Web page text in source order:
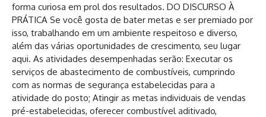
forma curiosa em prol dos resultados. DO DISCURSO À
PRÁTICA Se você gosta de bater metas e ser premiado por
isso, trabalhando em um ambiente respeitoso e diverso,
além das várias oportunidades de crescimento, seu lugar
aqui. As atividades desempenhadas serão: Executar os
serviços de abastecimento de combustíveis, cumprindo
com as normas de segurança estabelecidas para a
atividade do posto; Atingir as metas individuais de vendas
pré-estabelecidas, oferecer combustível aditivado,